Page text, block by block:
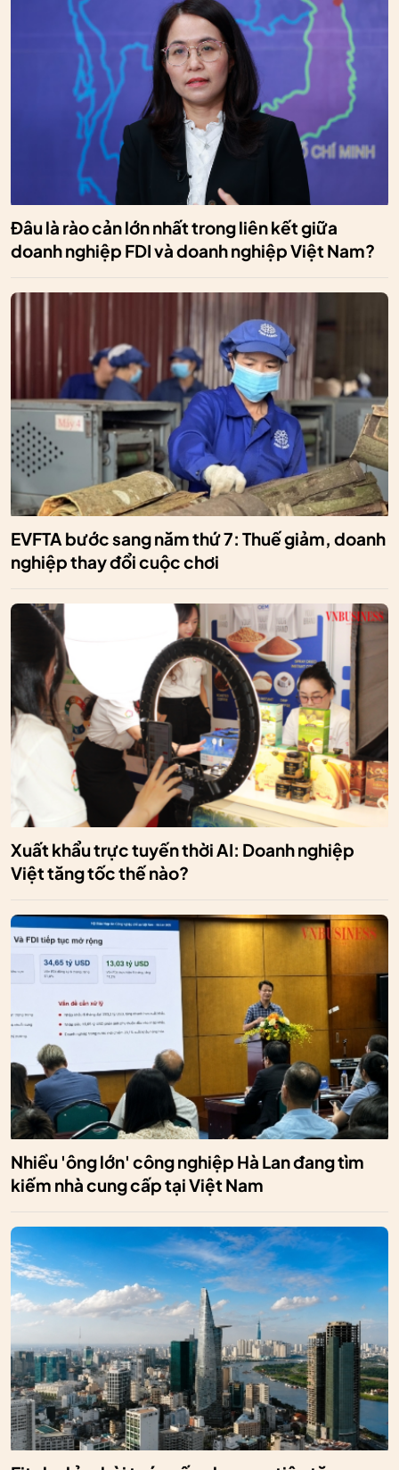
Đâu là rào cản lớn nhất trong liên kết giữa
doanh nghiệp FDI và doanh nghiệp Việt Nam?
EVFTA bước sang năm thứ 7: Thuế giảm, doanh
nghiệp thay đổi cuộc chơi
Xuất khẩu trực tuyến thời AI: Doanh nghiệp
Việt tăng tốc thế nào?
Nhiều 'ông lớn' công nghiệp Hà Lan đang tìm
kiếm nhà cung cấp tại Việt Nam